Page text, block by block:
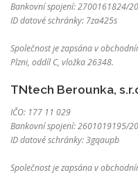
Bankovní spojení: 2700161824/
ID datové schránky: 7za425s
Společnost je zapsána v
Plzni, oddíl C, vložka 26348.
TNtech Berounka,
IČO: 177 11 029
Bankovní spojení: 2601019195/
ID datové schránky: 3gqaupb
Společnost je zapsána v